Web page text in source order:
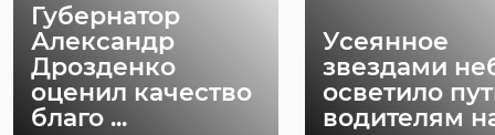
Губернатор
Александр
Дрозденко
оценил качество
благо ...
Усеянное
звездами
осветило
водителям